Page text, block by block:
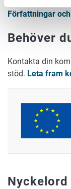
Författningar
Behöver
Kontakta din
stöd. Leta fram
Nyckelord